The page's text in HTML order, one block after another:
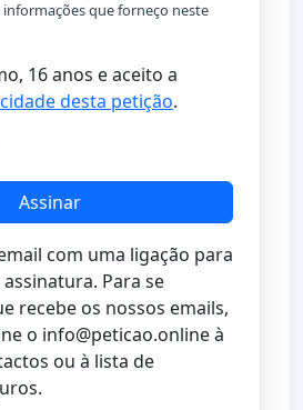
informações que forneço neste
16 anos e aceito a
desta petição.
Assinar
com uma ligação para
Para se
recebe os nossos emails,
o info@peticao.onlineà
ou à lista de